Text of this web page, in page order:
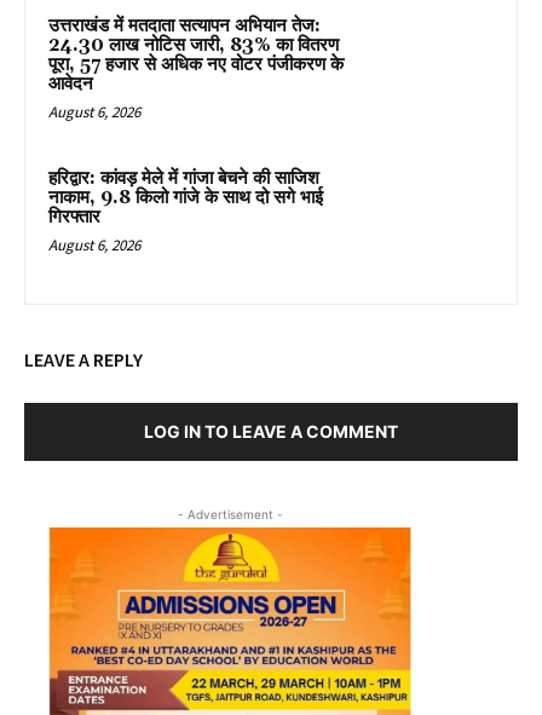
उत्तराखंड में मतदाता सत्यापन अभियान तेज:
24.30 लाख नोटिस जारी, 83% का वितरण
पूरा, 57 हजार से अधिक नए वोटर पंजीकरण के
आवेदन
August 6, 2026
हरिद्वार: कांवड़ मेले में गांजा बेचने की साजिश
नाकाम, 9.8 किलो गांजे के साथ दो सगे भाई
गिरफ्तार
August 6, 2026
LEAVE A REPLY
LOG IN TO LEAVE A COMMENT
- Advertisement -